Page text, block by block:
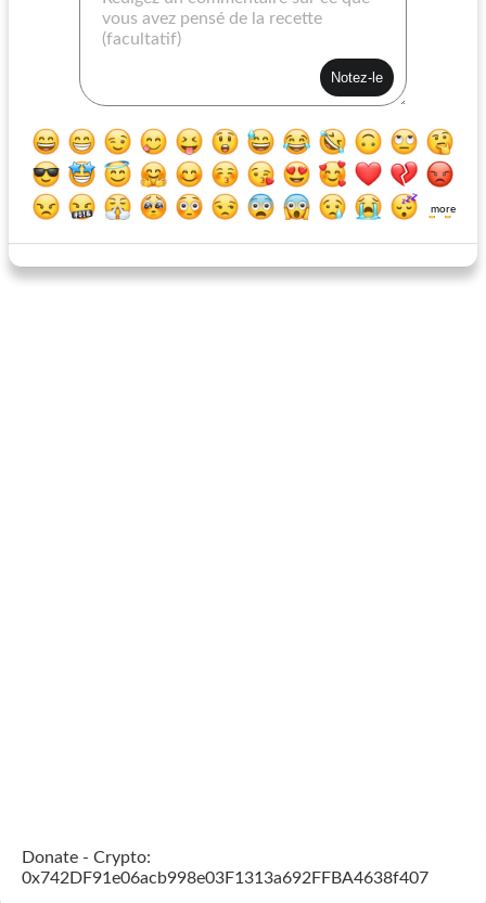
more
Donate - Crypto:
0x742DF91e06acb998e03F1313a692FFBA4638f407